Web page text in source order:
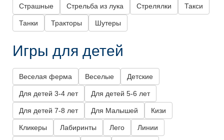
Страшные Стрельба из лука Стрелялки Такси
Танки Тракторы Шутеры
Игры для детей
Веселая ферма Веселые Детские
Для детей 3-4 лет Для детей 5-6 лет
Для детей 7-8 лет Для Малышей Кизи
Кликеры Лабиринты Лего Линии